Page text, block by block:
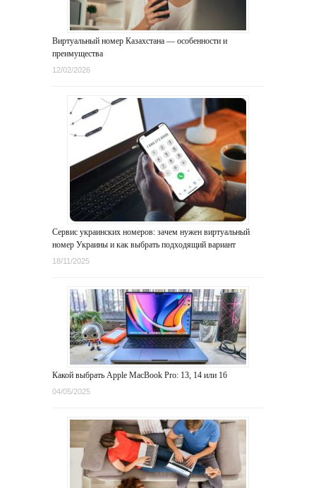
Виртуальный номер Казахстана — особенности и
преимущества
12/02/2026
Сервис украинских номеров: зачем нужен виртуальный
номер Украины и как выбрать подходящий вариант
18/11/2025
Какой выбрать Apple MacBook Pro: 13, 14 или 16
04/05/2025